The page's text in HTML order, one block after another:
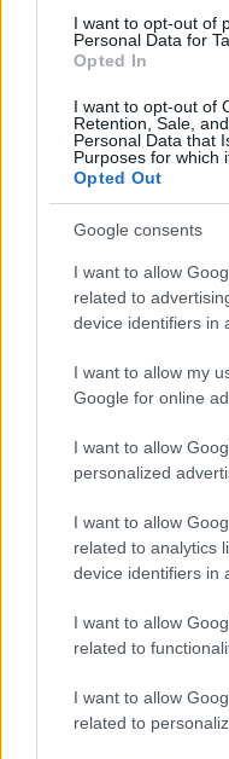
I want to opt-out of
Personal Data for
Opted In
I want to opt-out of
Retention, Sale,
Personal Data that
Purposes for which
Opted Out
Google consents
I want to allow
related to
device identifiers in
I want to allow my
Google for online
I want to allow
personalized
I want to allow
related to analytics
device identifiers in
I want to allow
related to
I want to allow
related to
perdues.
AUTEUR
Infos.fr